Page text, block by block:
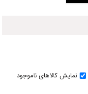
نمایش کالاهای ناموجود